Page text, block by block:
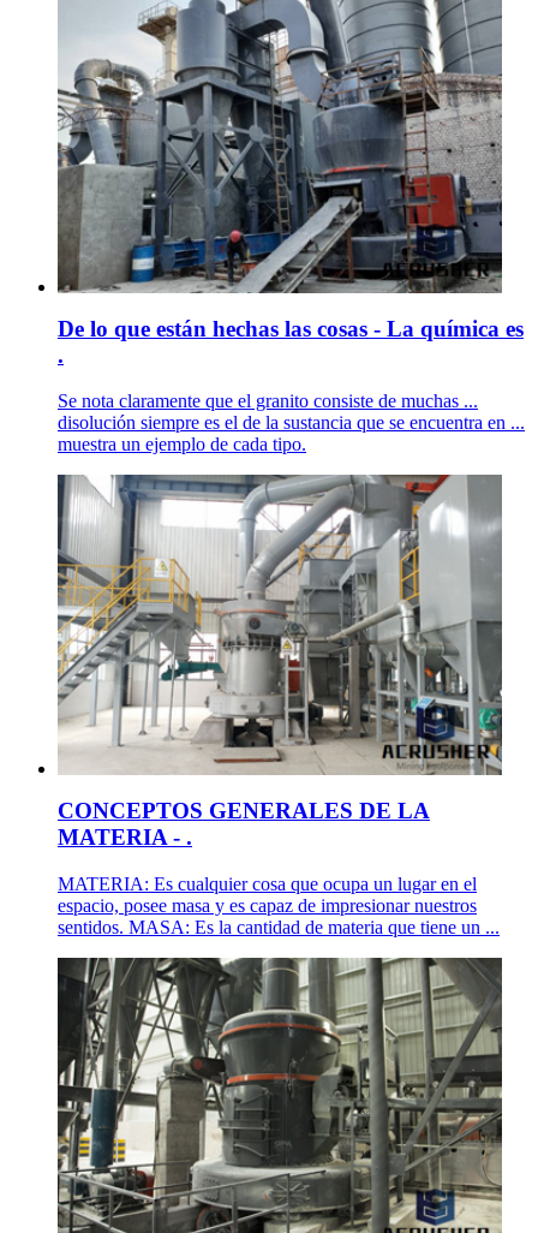
De lo que están hechas las cosas - La química es
.
Se nota claramente que el granito consiste de muchas ...
disolución siempre es el de la sustancia que se encuentra en ...
muestra un ejemplo de cada tipo.
CONCEPTOS GENERALES DE LA
MATERIA - .
MATERIA: Es cualquier cosa que ocupa un lugar en el
espacio, posee masa y es capaz de impresionar nuestros
sentidos. MASA: Es la cantidad de materia que tiene un ...